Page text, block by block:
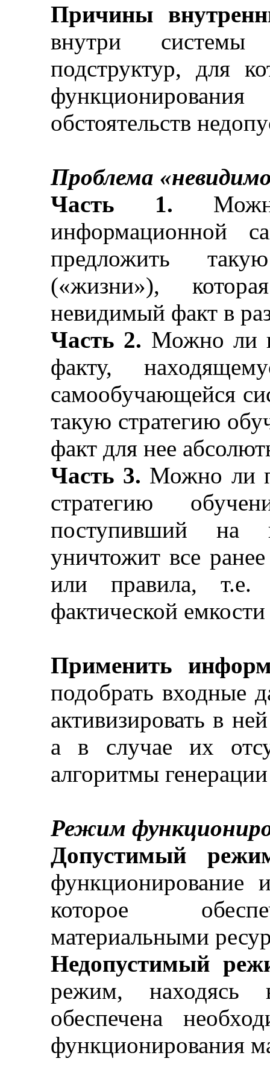
Причины
внутри системы
подструктур, для
обстоятельств
Проблема
Часть 1.
информационной
предложить
(«жизни»),
невидимый факт в
Часть 2. Можно ли
факту,
самообучающейся
такую стратегию
факт для нее
Часть 3. Можно ли
стратегию
поступивший
уничтожит все
или правила, т.е.
фактической
Применить
подобрать входные
активизировать в
а в случае их
алгоритмы
Режим
Допустимый
функционирование
которое
материальными
Недопустимый
режим, находясь
обеспечена
функционирования